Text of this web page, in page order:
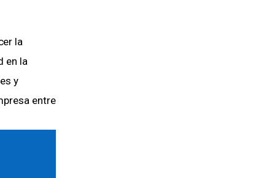
la
en la
y
entre